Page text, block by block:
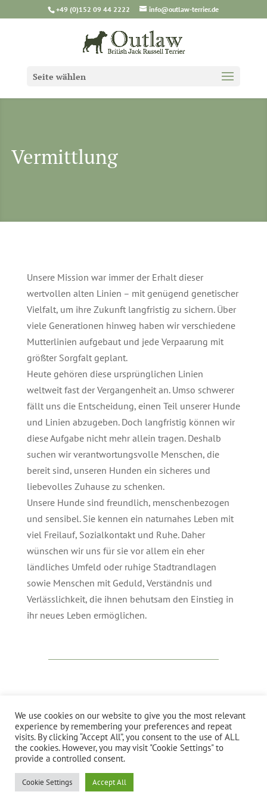
+49 (0)152 09 44 2222 info@outlaw-terrier.de
Seite wählen
Vermittlung
Unsere Mission war immer der Erhalt dieser
wertvollen alten Linien – mit genügend genetischer
Vielfalt, um ihre Zukunft langfristig zu sichern. Über
viele Generationen hinweg haben wir verschiedene
Mutterlinien aufgebaut und jede Verpaarung mit
größter Sorgfalt geplant.
Heute gehören diese ursprünglichen Linien
weltweit fast der Vergangenheit an. Umso schwerer
fällt uns die Entscheidung, einen Teil unserer Hunde
und Linien abzugeben. Doch langfristig können wir
diese Aufgabe nicht mehr allein tragen. Deshalb
suchen wir verantwortungsvolle Menschen, die
bereit sind, unseren Hunden ein sicheres und
liebevolles Zuhause zu schenken.
Unsere Hunde sind freundlich, menschenbezogen
und sensibel. Sie kennen ein naturnahes Leben mit
viel Freilauf, Sozialkontakt und Ruhe. Daher
wünschen wir uns für sie vor allem ein eher
ländliches Umfeld oder ruhige Stadtrandlagen
sowie Menschen mit Geduld, Verständnis und
Verlässlichkeit, die ihnen behutsam den Einstieg in
ihr neues Leben ermöglichen.
Kontakt Impressum Datenschutzerklärung
stuebig.com
We use cookies on our website to give you the most relevant
experience by remembering your preferences and repeat
visits. By clicking “Accept All”, you consent to the use of ALL
the cookies. However, you may visit "Cookie Settings" to
provide a controlled consent.
Cookie Settings Accept All